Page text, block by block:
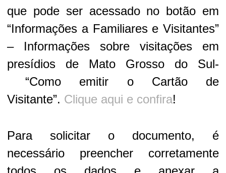
que pode ser acessado no botão em
“Informações a Familiares e Visitantes”
– Informações sobre visitações em
presídios de Mato Grosso do Sul-
“Como emitir o Cartão de
Visitante”. Clique aqui e confira!
Para solicitar o documento, é
necessário preencher corretamente